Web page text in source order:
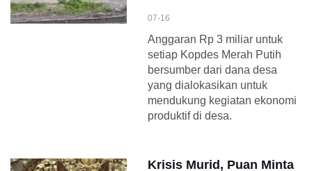
07-16
Anggaran Rp 3 miliar untuk
setiap Kopdes Merah Putih
bersumber dari dana desa
yang dialokasikan untuk
mendukung kegiatan ekonomi
produktif di desa.
Krisis Murid, Puan Minta